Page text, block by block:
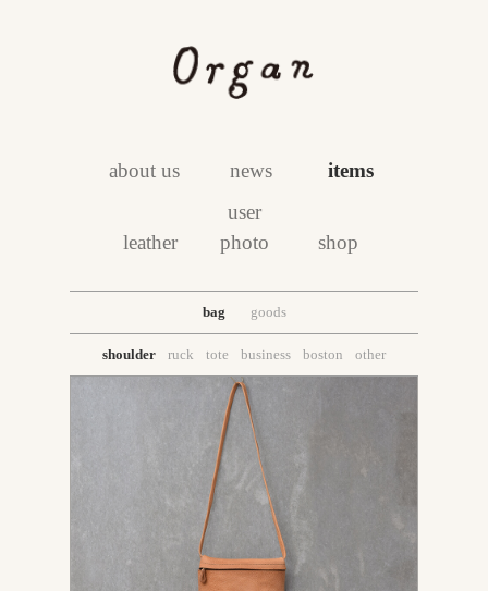
about us news items
leather
user
photo
shop
bag goods
shoulder ruck tote business boston other